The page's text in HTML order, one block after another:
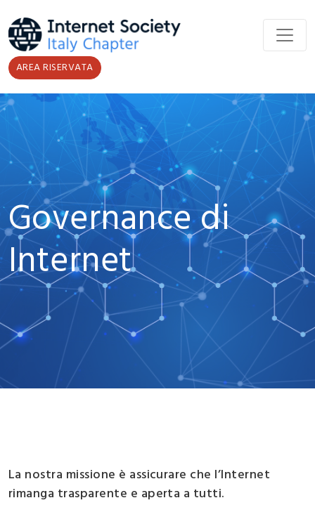
AREA RISERVATA
Governance di
Internet
La nostra missione è assicurare che l’Internet
rimanga trasparente e aperta a tutti.